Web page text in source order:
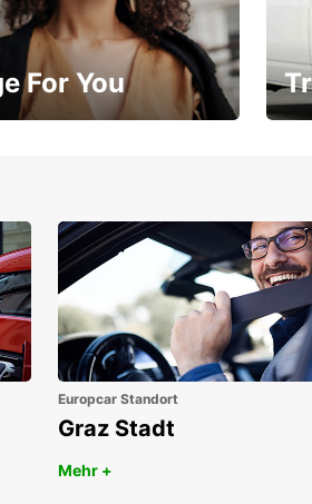
For You
Europcar Standort
Graz Stadt
Mehr +